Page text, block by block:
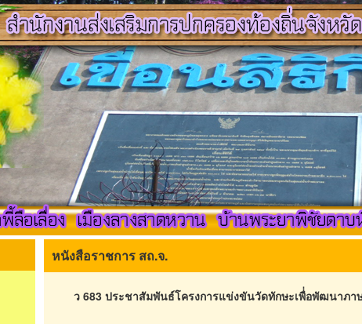
หนังสือราชการ สถ.จ.
ว 683 ประชาสัมพันธ์โครงการแข่งขันวัดทักษะเพื่่อพัฒนาภา